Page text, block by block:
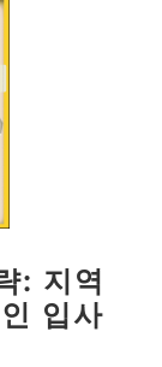
: 지역
입사